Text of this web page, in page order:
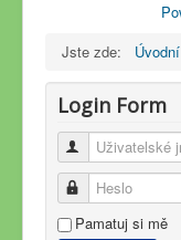
Jste zde:
Login Form
Uživatelské
Heslo
Pamatuj si mě